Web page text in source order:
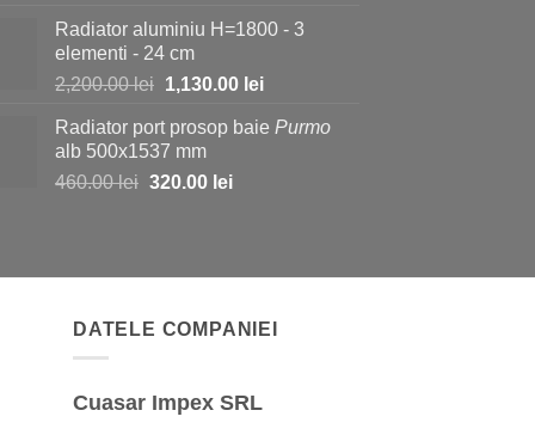
a
fost:
1,150.00 lei.
este:
Radiator aluminiu H=1800 - 3
elementi - 24 cm
2,200.00lei Prețul
a
fost:
2,200.00 lei.
1,130.00 leiPrețul
este:
Radiator port prosop baie Purmo
alb 500x1537 mm
460.00lei Prețul
460.00 lei.
320.00 leiPrețul
DATELE COMPANIEI
Cuasar Impex SRL